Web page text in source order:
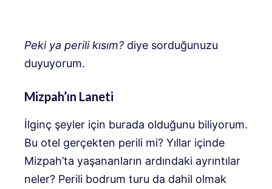
Peki ya perili kısım? diye sorduğunuzu
duyuyorum.
Mizpah’ın Laneti
İlginç şeyler için burada olduğunu biliyorum.
Bu otel gerçekten perili mi? Yıllar içinde
Mizpah’ta yaşananların ardındaki ayrıntılar
neler? Perili bodrum turu da dahil olmak